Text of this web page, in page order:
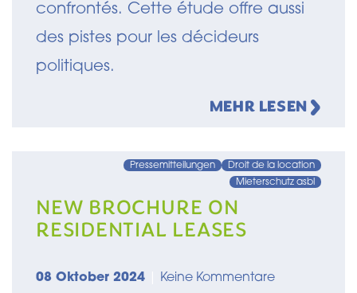
confrontés. Cette étude offre aussi
des pistes pour les décideurs
politiques.
MEHR LESEN
Pressemitteilungen
Droit de la location
Mieterschutz asbl
NEW BROCHURE ON
RESIDENTIAL LEASES
08 Oktober 2024 Keine Kommentare